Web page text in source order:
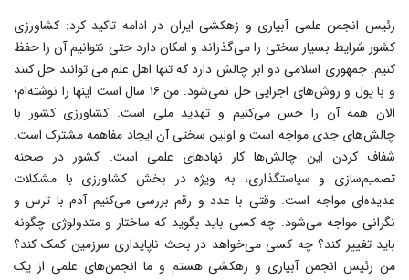
رئیس انجمن علمی آبیاری و زهکشی ایران در ادامه تاکید کرد: کشاورزی
کشور شرایط بسیار سختی را می‌گذراند و امکان دارد حتی نتوانیم آن را حفظ
کنیم. جمهوری اسلامی دو ابر چالش دارد که تنها اهل علم می توانند حل کنند
و با پول و روش‌های اجرایی حل نمی‌شود. من ۱۶ سال است اینها را نوشته‌ام؛
الان همه آن را حس می‌کنیم و تهدید ملی است. کشاورزی کشور با
چالش‌های جدی مواجه است و اولین سختی آن ایجاد مفاهمه مشترک است.
شفاف کردن این چالش‌ها کار نهادهای علمی است. کشور در صحنه
تصمیم‌سازی و سیاستگذاری، به ویژه در بخش کشاورزی با مشکلات
عدیده‌ای مواجه است. وقتی با عدد و رقم بررسی می‌کنیم آدم با ترس و
نگرانی مواجه می‌شود. چه کسی باید بگوید که ساختار و متدولوژی چگونه
باید تغییر کند؟ چه کسی می‌خواهد در بحث ناپایداری سرزمین کمک کند؟
من رئیس انجمن آبیاری و زهکشی هستم و ما انجمن‌های علمی از یک